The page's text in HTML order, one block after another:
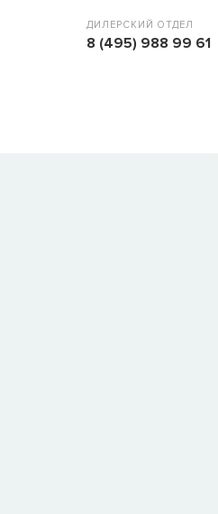
ДИЛЕРСКИЙ ОТДЕЛ
8 (495) 988 99 61